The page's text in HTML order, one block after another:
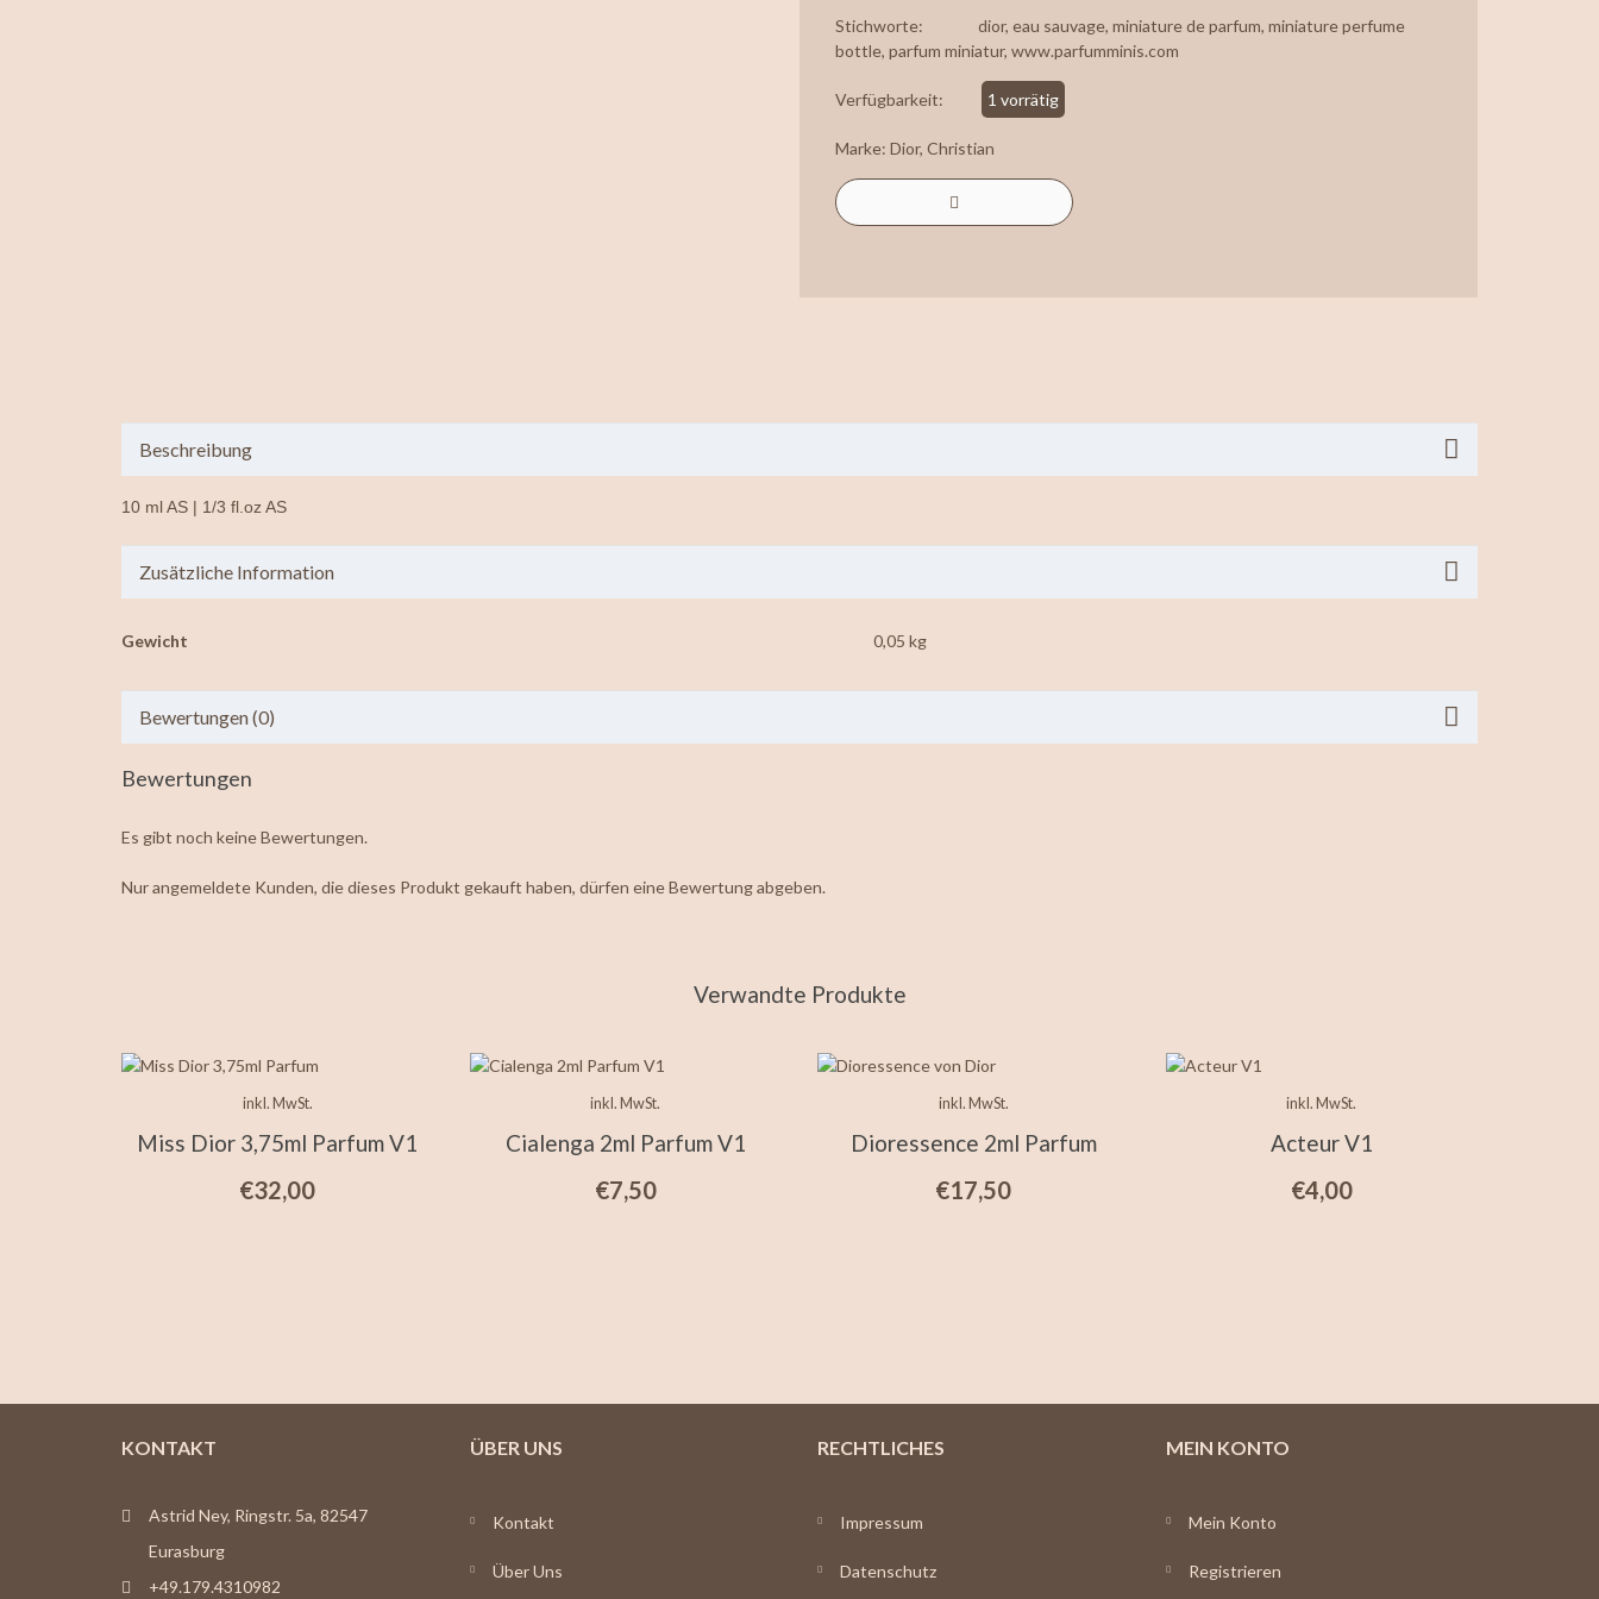
Stichworte: dior, eau sauvage, miniature de parfum, miniature perfume
bottle, parfum miniatur, www.parfumminis.com
Verfügbarkeit: 1 vorrätig
Marke: Dior, Christian
Beschreibung
10 ml AS | 1/3 fl.oz AS
Zusätzliche Information
Gewicht 0,05 kg
Bewertungen (0)
Bewertungen
Es gibt noch keine Bewertungen.
Nur angemeldete Kunden, die dieses Produkt gekauft haben, dürfen eine Bewertung abgeben.
Verwandte Produkte
inkl. MwSt.
Miss Dior 3,75ml Parfum V1
€32,00
inkl. MwSt.
Cialenga 2ml Parfum V1
€7,50
inkl. MwSt.
Dioressence 2ml Parfum
€17,50
inkl. MwSt.
Acteur V1
€4,00
KONTAKT
Astrid Ney, Ringstr. 5a, 82547
Eurasburg
+49.179.4310982
ÜBER UNS
Kontakt
Über Uns
RECHTLICHES
Impressum
Datenschutz
MEIN KONTO
Mein Konto
Registrieren